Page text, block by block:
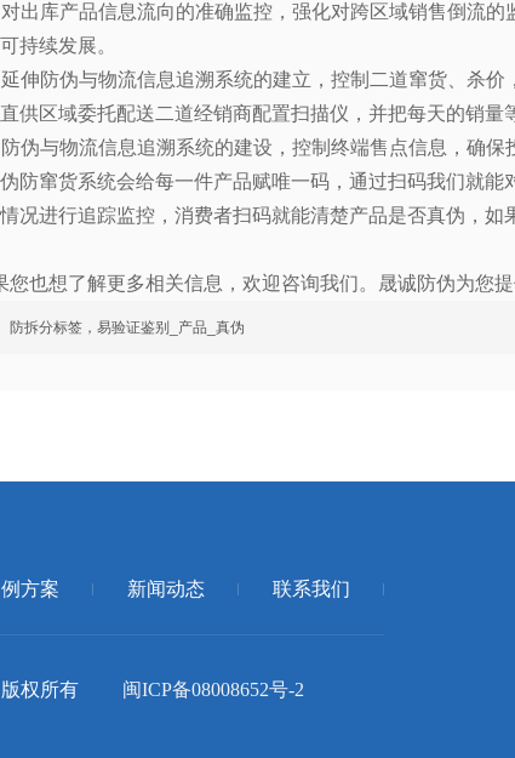
出库产品信息流向的准确监控，强化对跨区域销售倒流
持续发展。
伸防伪与物流信息追溯系统的建立，控制二道窜货、杀
供区域委托配送二道经销商配置扫描仪，并把每天的销量
伪与物流信息追溯系统的建设，控制终端售点信息，确保
窜货系统会给每一件产品赋唯一码，通过扫码我们就能
况进行追踪监控，消费者扫码就能清楚产品是否真伪，
也想了解更多相关信息，欢迎咨询我们。晟诚防伪为您提
防拆分标签，易验证鉴别_产品_真伪
方案 新闻动态 联系我们
版权所有 闽ICP备08008652号-2